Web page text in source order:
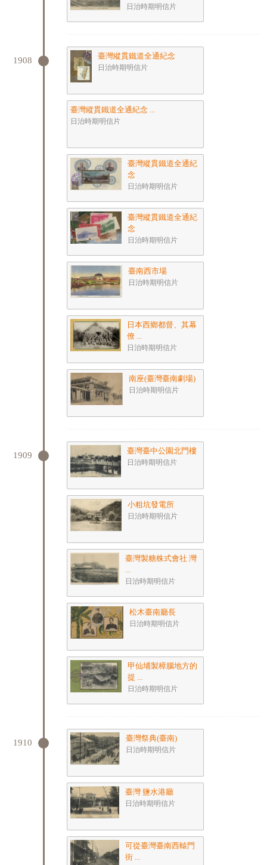
日治時期明信片
1908 臺灣縱貫鐵道全通紀念
日治時期明信片
臺灣縱貫鐵道全通紀念 ...
日治時期明信片
臺灣縱貫鐵道全通紀
念
日治時期明信片
臺灣縱貫鐵道全通紀
念
日治時期明信片
臺南西市場
日治時期明信片
日本西鄉都督、其幕
僚 ...
日治時期明信片
南座(臺灣臺南劇場)
日治時期明信片
1909 臺灣臺中公園北門樓
日治時期明信片
小粗坑發電所
日治時期明信片
臺灣製糖株式會社 灣
...
日治時期明信片
松木臺南廳長
日治時期明信片
甲仙埔製樟腦地方的
提 ...
日治時期明信片
1910 臺灣祭典(臺南)
日治時期明信片
臺灣 鹽水港廳
日治時期明信片
可從臺灣臺南西轅門
街 ...